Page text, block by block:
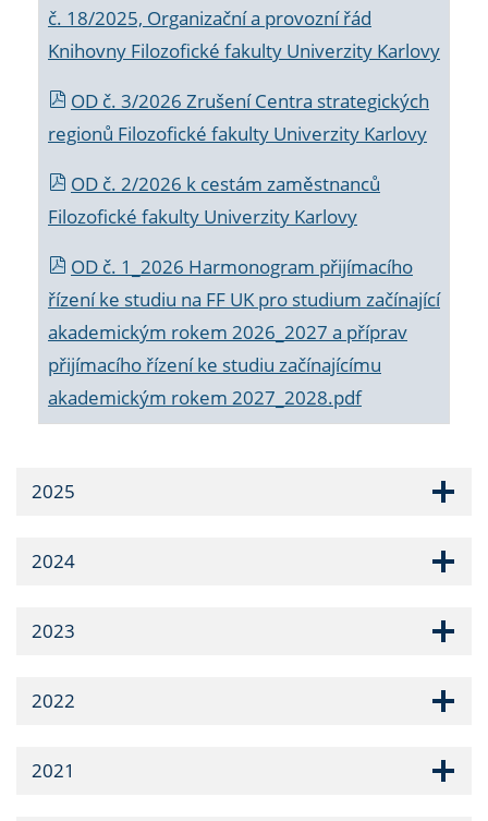
č. 18/2025, Organizační a provozní řád
Knihovny Filozofické fakulty Univerzity Karlovy
OD č. 3/2026 Zrušení Centra strategických
regionů Filozofické fakulty Univerzity Karlovy
OD č. 2/2026 k cestám zaměstnanců
Filozofické fakulty Univerzity Karlovy
OD č. 1_2026 Harmonogram přijímacího
řízení ke studiu na FF UK pro studium začínající
akademickým rokem 2026_2027 a příprav
přijímacího řízení ke studiu začínajícímu
akademickým rokem 2027_2028.pdf
2025
2024
2023
2022
2021